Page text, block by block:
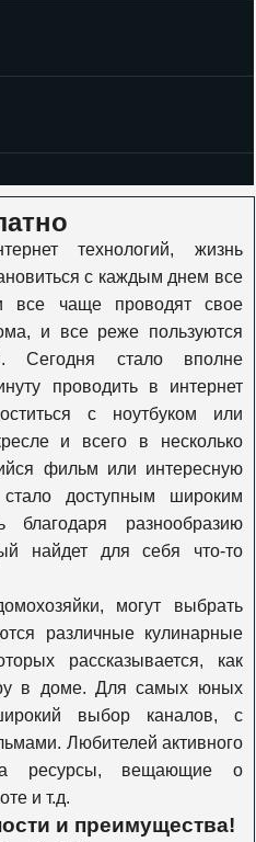
технологий, жизнь
с каждым днем все
все чаще проводят свое
и все реже пользуются
Сегодня стало вполне
проводить в интернет
с ноутбуком или
и всего в несколько
фильм или интересную
доступным широким
благодаря разнообразию
найдет для себя что-то
могут выбрать
различные кулинарные
рассказывается, как
в доме. Для самых юных
выбор каналов, с
Любителей активного
ресурсы, вещающие о
и т.д.
и преимущества!